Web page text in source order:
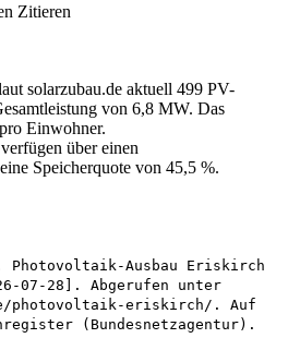
Zitieren
solarzubau.de aktuell 499 PV-
von 6,8 MW. Das
Einwohner.
über einen
Speicherquote von 45,5 %.
Photovoltaik-Ausbau Eriskirch
07-28]. Abgerufen unter
photovoltaik-eriskirch/. Auf
(Bundesnetzagentur).